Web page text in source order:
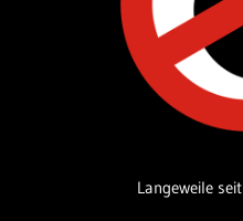
Langeweile seit